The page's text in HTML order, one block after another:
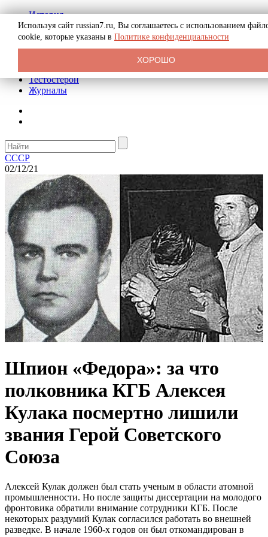
История
Биография
Криминал
Реклама на сайте
Тестостерон
Журналы
СССР
02/12/21
Шпион «Федора»: за что
полковника КГБ Алексея
Кулака посмертно лишили
звания Герой Советского
Союза
Алексей Кулак должен был стать ученым в области атомной
промышленности. Но после защиты диссертации на молодого
фронтовика обратили внимание сотрудники КГБ. После
некоторых раздумий Кулак согласился работать во внешней
разведке. В начале 1960-х годов он был откомандирован в
Используя сайт russian7.ru, Вы соглашаетесь с использованием
cookie, которые указаны в Политике конфиденциальности
ХОРОШО